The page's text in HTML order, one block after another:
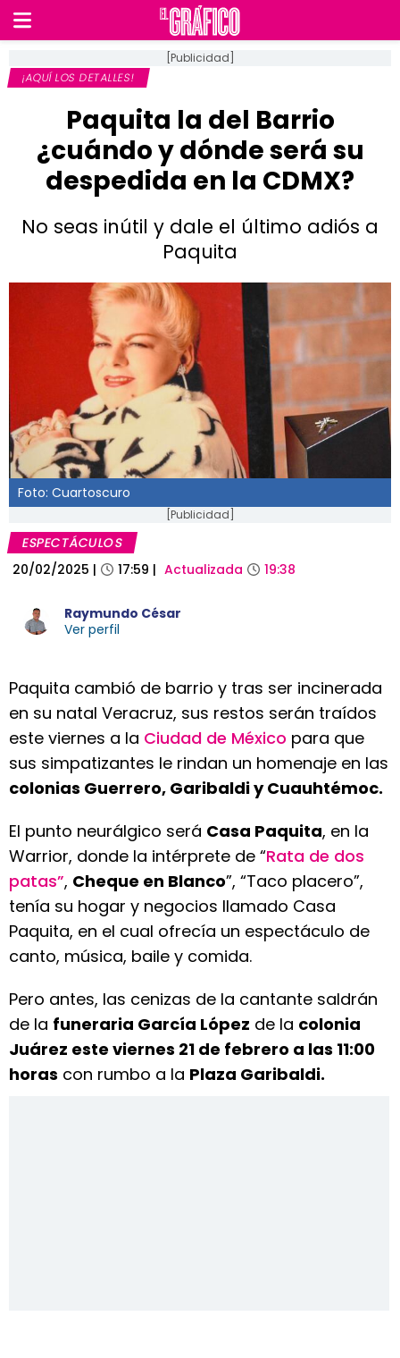
[Publicidad]
¡AQUÍ LOS DETALLES!
Paquita la del Barrio
¿cuándo y dónde será su
despedida en la CDMX?
No seas inútil y dale el último adiós a
Paquita
Foto: Cuartoscuro
[Publicidad]
ESPECTÁCULOS
20/02/2025 | 17:59 | Actualizada 19:38
Raymundo César
Ver perfil
Paquita cambió de barrio y tras ser incinerada
en su natal Veracruz, sus restos serán traídos
este viernes a la Ciudad de México para que
sus simpatizantes le rindan un homenaje en las
colonias Guerrero, Garibaldi y Cuauhtémoc.
El punto neurálgico será Casa Paquita, en la
Warrior, donde la intérprete de “Rata de dos
patas”, Cheque en Blanco”, “Taco placero”,
tenía su hogar y negocios llamado Casa
Paquita, en el cual ofrecía un espectáculo de
canto, música, baile y comida.
Pero antes, las cenizas de la cantante saldrán
de la funeraria García López de la colonia
Juárez este viernes 21 de febrero a las 11:00
horas con rumbo a la Plaza Garibaldi.